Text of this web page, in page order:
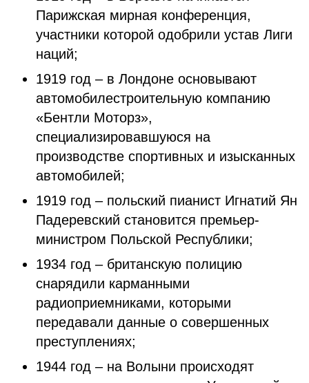
Парижская мирная конференция,
участники которой одобрили устав Лиги
наций;
1919 год – в Лондоне основывают
автомобилестроительную компанию
«Бентли Моторз»,
специализировавшуюся на
производстве спортивных и изысканных
автомобилей;
1919 год – польский пианист Игнатий Ян
Падеревский становится премьер-
министром Польской Республики;
1934 год – британскую полицию
снарядили карманными
радиоприемниками, которыми
передавали данные о совершенных
преступлениях;
1944 год – на Волыни происходят